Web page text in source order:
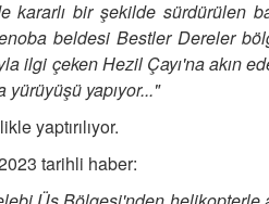
kararlı bir şekilde sürdürülen
beldesi Bestler Dereler
ilgi çeken Hezil Çayı'na akın
yapıyor..."
yaptırılıyor.
tarihli haber: